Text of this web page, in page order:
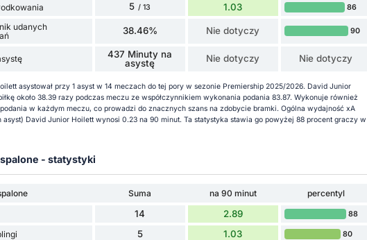
5 / 13 1.03 86
udanych
38.46% Nie dotyczy 90
437 Minuty na
asystę
Nie dotyczy Nie dotyczy
asystował przy 1 asyst w 14 meczach do tej pory w sezonie Premiership 2025/2026. David Junior
około 38.39 razy podczas meczu ze współczynnikiem wykonania podania 83.87. Wykonuje również
w każdym meczu, co prowadzi do znacznych szans na zdobycie bramki. Ogólna wydajność xA
asyst) David Junior Hoilett wynosi 0.23 na 90 minut. Ta statystyka stawia go powyżej 88 procent graczy w
- statystyki
Suma na 90 minut
percentyl
14 2.89 88
5 1.03 80